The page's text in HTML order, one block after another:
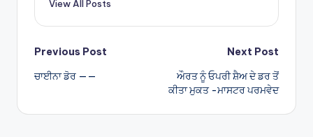
p
View All Posts
Post
navigation
Previous Post
ਚਾਈਨਾ ਡੋਰ ——
Next Post
ਔਰਤ ਨੂੰ ਓਪਰੀ ਸ਼ੈਅ ਦੇ ਡਰ ਤੋਂ
ਕੀਤਾ ਮੁਕਤ -ਮਾਸਟਰ ਪਰਮਵੇਦ